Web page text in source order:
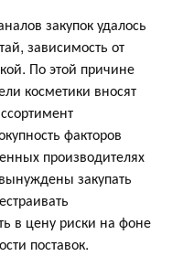
закупок удалось
зависимость от
По этой причине
косметики вносят
факторов
производителях
закупать
в цену риски на фоне
поставок.